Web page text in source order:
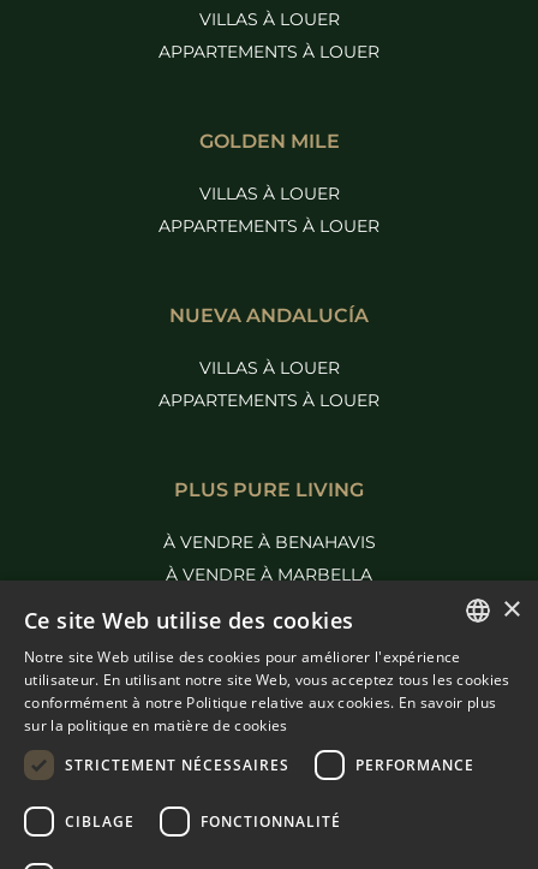
VILLAS À LOUER
APPARTEMENTS À LOUER
GOLDEN MILE
VILLAS À LOUER
APPARTEMENTS À LOUER
NUEVA ANDALUCÍA
VILLAS À LOUER
APPARTEMENTS À LOUER
PLUS PURE LIVING
À VENDRE À BENAHAVIS
À VENDRE À MARBELLA
© COPYRIGHT 2008
ENGLISH
SPANISH
×
Ce site Web utilise des cookies
Notre site Web utilise des cookies pour améliorer l'expérience
utilisateur. En utilisant notre site Web, vous acceptez tous les cookies
conformément à notre Politique relative aux cookies. En savoir plus
sur la politique en matière de cookies
STRICTEMENT NÉCESSAIRES
PERFORMANCE
CIBLAGE FONCTIONNALITÉ